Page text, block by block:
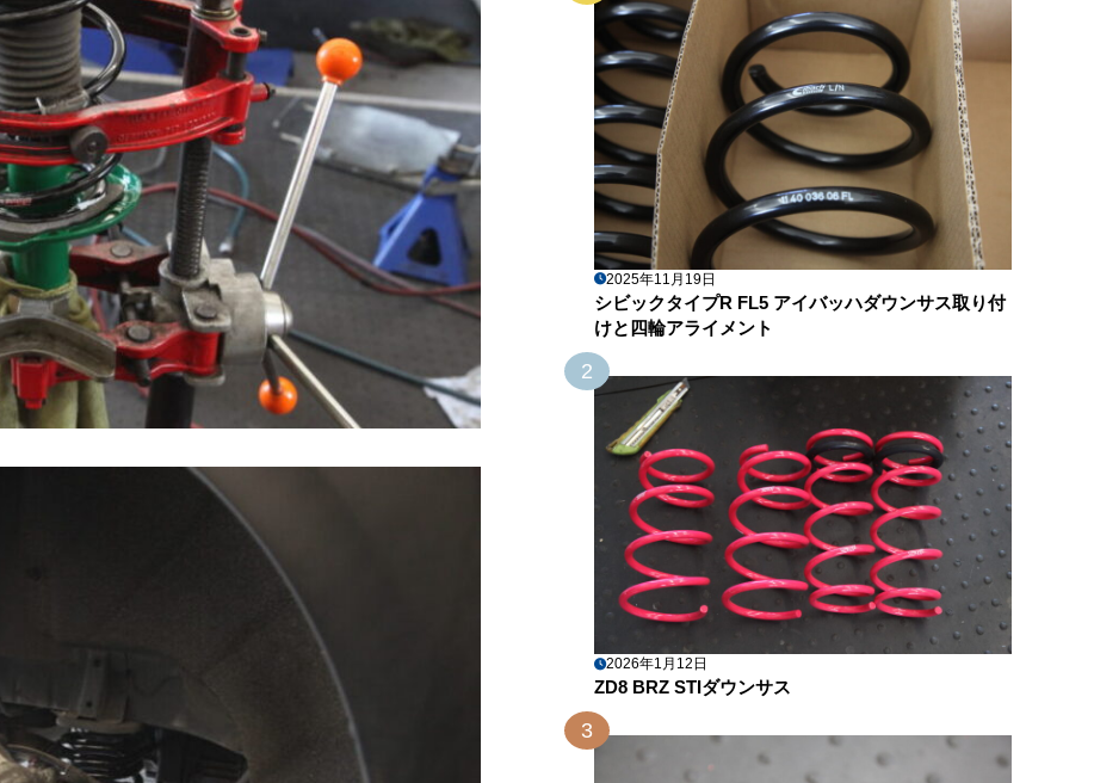
2025年11月19日
シビックタイプR FL5 アイバッハダウンサス取り付
けと四輪アライメント
2
2026年1月12日
ZD8 BRZ STIダウンサス
3